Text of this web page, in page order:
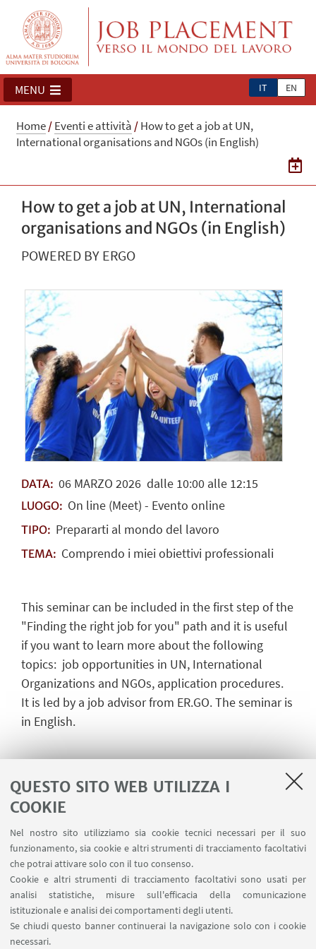
QUESTO SITO WEB UTILIZZA I
COOKIE
Nel nostro sito utilizziamo sia cookie tecnici necessari per il suo
funzionamento, sia cookie e altri strumenti di tracciamento facoltativi
che potrai attivare solo con il tuo consenso.
Cookie e altri strumenti di tracciamento facoltativi sono usati per
analisi statistiche, misure sull'efficacia della comunicazione
istituzionale e analisi dei comportamenti degli utenti.
Se chiudi questo banner continuerai la navigazione solo con i cookie
necessari.
IT EN
MENU
Home/Eventi e attività /How to get a job at UN,
International organisations and NGOs (in English)
How to get a job at UN, International
organisations and NGOs (in English)
POWERED BY ERGO
DATA: 06MARZO 2026dalle 10:00 alle 12:15
LUOGO: On line (Meet) - Evento online
TIPO: Prepararti al mondo del lavoro
TEMA: Comprendo i miei obiettivi professionali
This seminar can be included in the first step of the
"Finding the right job for you" path and it is useful
if you want to learn more about the following
topics: job opportunities in UN, International
Organizations and NGOs, application procedures.
It is led by a job advisor from ER.GO. The seminar is
in English.
advance so that we can create an inclusive
environment that encourages the widest
Before the webinar subscribers will receive by e-
mail the link to participate.
Online registration closes on the day before, at
02:00 pm.
Please, register here to the seminar.